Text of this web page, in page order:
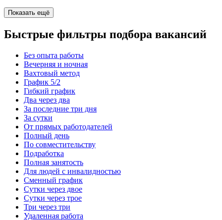
Показать ещё
Быстрые фильтры подбора вакансий
Без опыта работы
Вечерняя и ночная
Вахтовый метод
График 5/2
Гибкий график
Два через два
За последние три дня
За сутки
От прямых работодателей
Полный день
По совместительству
Подработка
Полная занятость
Для людей с инвалидностью
Сменный график
Сутки через двое
Сутки через трое
Три через три
Удаленная работа